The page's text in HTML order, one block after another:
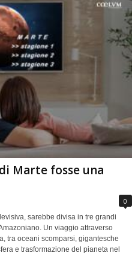
Marte fosse una
0
sarebbe divisa in tre grandi
Un viaggio attraverso
tra oceani scomparsi, gigantesche
e trasformazione del pianeta nel